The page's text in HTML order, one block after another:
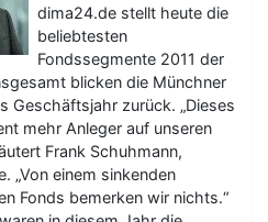
dima24.de stellt heute die
beliebtesten
Fondssegmente 2011 der
blicken die Münchner
Geschäftsjahr zurück. „Dieses
mehr Anleger auf unseren
Frank Schuhmann,
„Von einem sinkenden
Fonds bemerken wir nichts.“